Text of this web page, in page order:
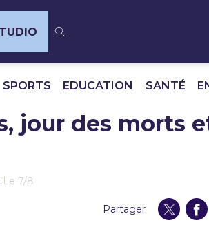
SPORTS EDUCATION SANTÉ
jour des morts
Le 7/8
Partager